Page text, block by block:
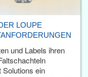
LOUPE
und Labels ihren
Solutions ein